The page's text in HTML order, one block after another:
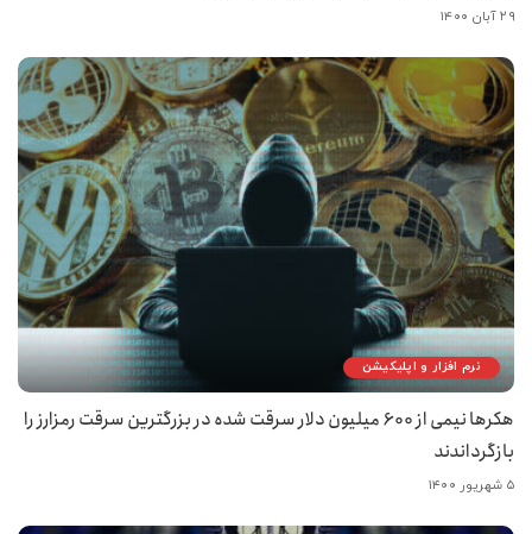
۲۹ آبان ۱۴۰۰
نرم افزار و اپلیکیشن
هکرها نیمی از 600 میلیون دلار سرقت شده در بزرگترین سرقت رمزارز را
بازگرداندند
۵ شهریور ۱۴۰۰